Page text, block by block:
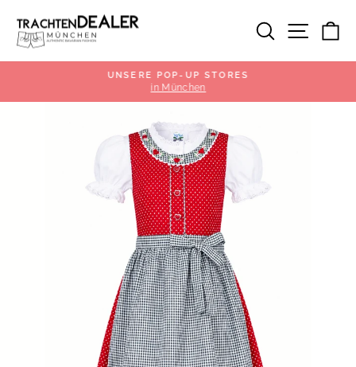
zum
Inhalt
SUCHE
Pause
UNSERE POP-UP STORES
in München